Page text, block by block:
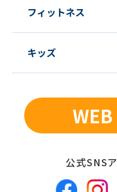
フィットネス
キッズ
公式SNS